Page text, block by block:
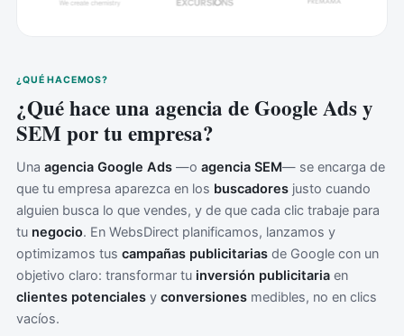
¿QUÉ HACEMOS?
¿Qué hace una agencia de Google Ads y
SEM por tu empresa?
Una agencia Google Ads —o agencia SEM— se encarga de
que tu empresa aparezca en los buscadores justo cuando
alguien busca lo que vendes, y de que cada clic trabaje para
tu negocio. En WebsDirect planificamos, lanzamos y
optimizamos tus campañas publicitarias de Google con un
objetivo claro: transformar tu inversión publicitaria en
clientes potenciales y conversiones medibles, no en clics
vacíos.